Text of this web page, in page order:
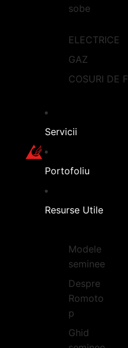
sobe
ELECTRICE
GAZ
COSURI DE
Servicii
Portofoliu
Resurse Utile
Modele
seminee
Despre
Romoto
p
Ghid